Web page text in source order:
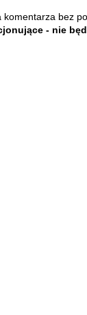
komentarza bez
- nie